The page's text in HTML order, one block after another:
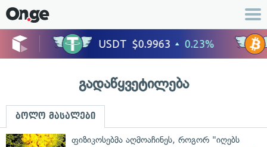
გადაწყვეტილება
ბოლო მასალები
ფიზიკოსებმა აღმოაჩინეს, როგორ "იღებს